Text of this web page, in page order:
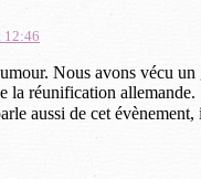
12:46
Nous avons vécu
la réunification allemande.
aussi de cet